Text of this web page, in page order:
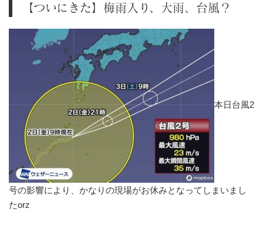
【ついにきた】梅雨入り、大雨、台風？
本日台風2
号の影響により、かなりの現場がお休みとなってしまいまし
たorz